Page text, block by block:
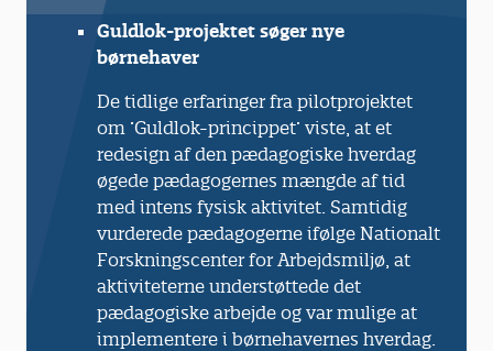
Guldlok-projektet søger nye
børnehaver
De tidlige erfaringer fra pilotprojektet
om ’Guldlok-princippet’ viste, at et
redesign af den pædagogiske hverdag
øgede pædagogernes mængde af tid
med intens fysisk aktivitet. Samtidig
vurderede pædagogerne ifølge Nationalt
Forskningscenter for Arbejdsmiljø, at
aktiviteterne understøttede det
pædagogiske arbejde og var mulige at
implementere i børnehavernes hverdag.